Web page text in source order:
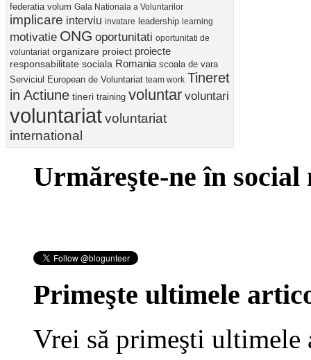
federatia volum Gala Nationala a Voluntarilor
implicare interviu invatare leadership learning
motivatie ONG oportunitati oportunitati de
voluntariat organizare proiect proiecte
responsabilitate sociala Romania scoala de vara
Serviciul European de Voluntariat team work Tineret
in Actiune tineri training voluntar voluntari
voluntariatvoluntariat
international
Urmăreşte-ne în social
Primeşte ultimele
Vrei să primeşti